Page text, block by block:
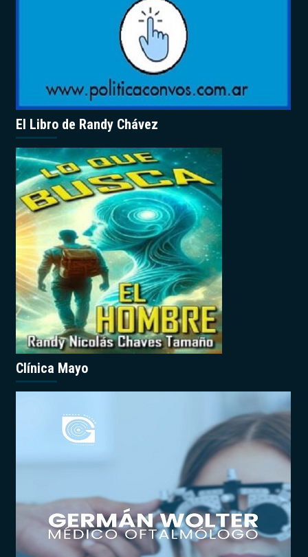
El Libro de Randy Chávez
Clínica Mayo